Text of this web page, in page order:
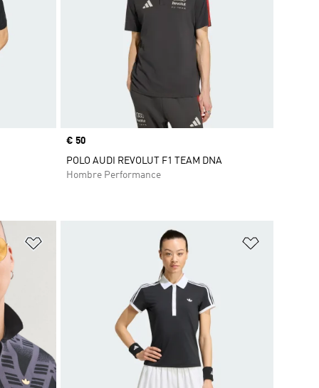
Precio
€ 50
POLO AUDI REVOLUT F1 TEAM DNA
Hombre Performance
Añadir a la lista de deseos